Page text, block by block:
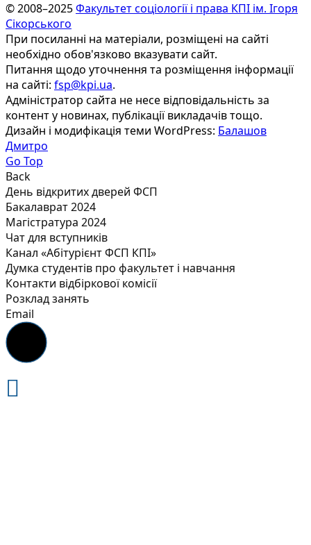
© 2008–2025Факультет соціології і права КПІ ім. Ігоря
Сікорського
При посиланні на матеріали, розміщені на сайті
необхідно обов'язково вказувати сайт.
Питання щодо уточнення та розміщення інформації
на сайті: fsp@kpi.ua.
Адміністратор сайта не несе відповідальність за
контент у новинах, публікації викладачів тощо.
Дизайн і модифікація теми WordPress: Балашов
Дмитро
Go Top
Back
День відкритих дверей ФСП
Бакалаврат 2024
Магістратура 2024
Чат для вступників
Канал «Абітурієнт ФСП КПІ»
Думка студентів про факультет і навчання
Контакти відбіркової комісії
Розклад занять
Email